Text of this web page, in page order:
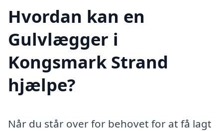
Hvordan kan en
Gulvlægger i
Kongsmark Strand
hjælpe?
Når du står over for behovet for at få lagt